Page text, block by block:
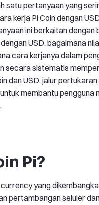
satu pertanyaan yang
kerja Pi Coin dengan
ini berkaitan dengan
USD, bagaimana
cara kerjanya dalam
secara sistematis
dan USD, jalur
membantu pengguna
Pi?
yang
pertambangan seluler